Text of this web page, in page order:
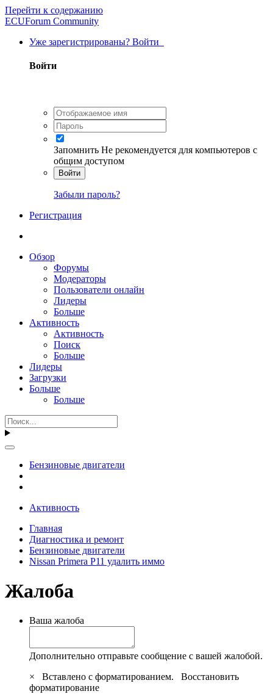
Перейти к содержанию
ECUForum Community
Уже зарегистрированы? Войти
Войти
Запомнить Не рекомендуется для компьютеров с
общим доступом
Войти
Забыли пароль?
Регистрация
Обзор
Форумы
Модераторы
Пользователи онлайн
Лидеры
Больше
Активность
Активность
Поиск
Больше
Лидеры
Загрузки
Больше
Больше
Бензиновые двигатели
Активность
Главная
Диагностика и ремонт
Бензиновые двигатели
Nissan Primera P11 удалить иммо
Жалоба
Ваша жалоба
Дополнительно отправьте сообщение с вашей жалобой.
×
Вставлено с форматированием. Восстановить
форматирование